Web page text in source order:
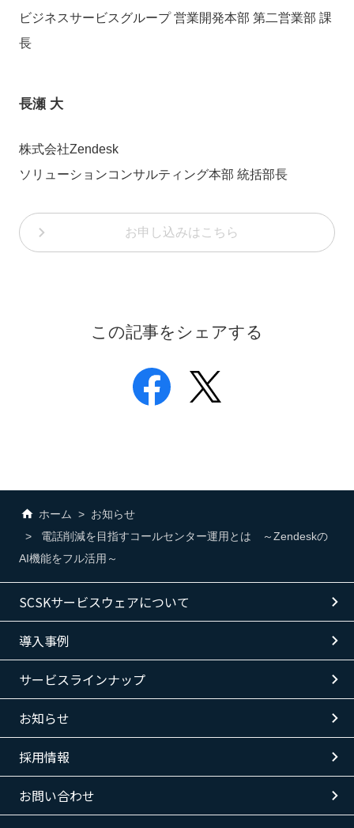
ビジネスサービスグループ 営業開発本部 第二営業部 課
長
長瀬 大
株式会社Zendesk
ソリューションコンサルティング本部 統括部長
お申し込みはこちら
この記事をシェアする
ホーム
お知らせ
電話削減を目指すコールセンター運用とは ～Zendeskの
AI機能をフル活用～
SCSKサービスウェアについて
導入事例
サービスラインナップ
お知らせ
採用情報
お問い合わせ